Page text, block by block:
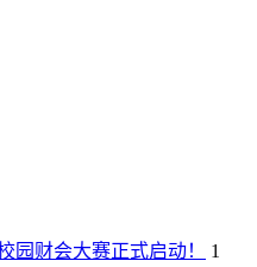
园财会大赛正式启动！
1